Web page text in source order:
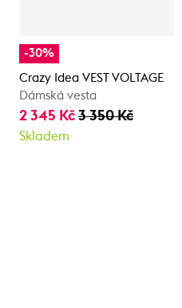
-30%
Crazy Idea VEST VOLTAGE
Dámská vesta
2 345 Kč 3 350 Kč
Skladem